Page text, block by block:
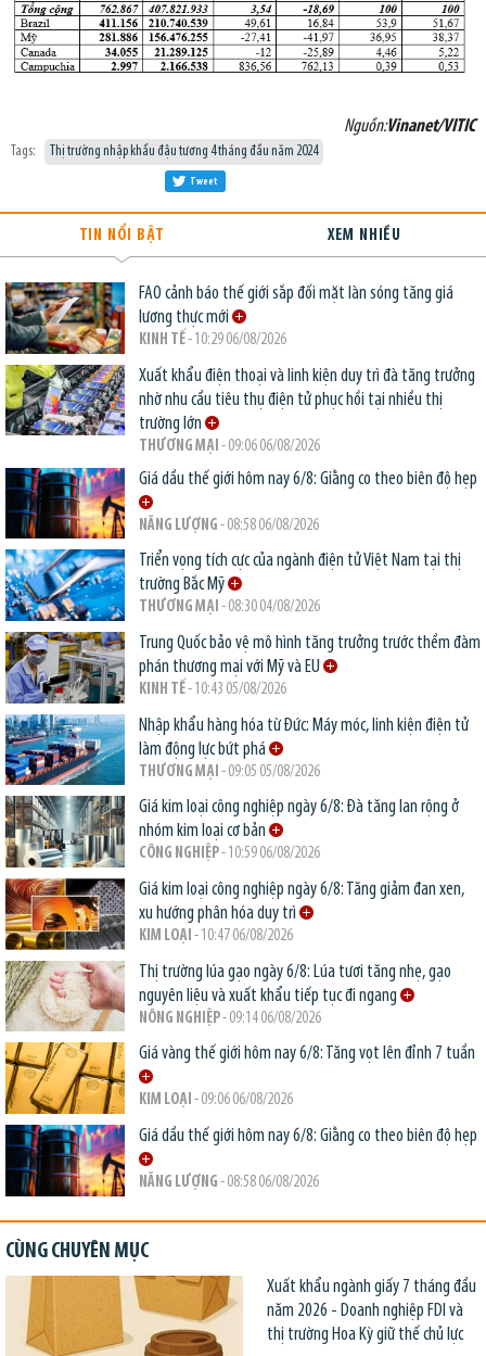
Nguồn:Vinanet/VITIC
Tags: Thị trường nhập khẩu đậu tương 4 tháng đầu năm 2024
Tweet
TIN NỔI BẬT XEM NHIỀU
FAO cảnh báo thế giới sắp đối mặt làn sóng tăng giá
lương thực mới
KINH TẾ- 10:29 06/08/2026
Xuất khẩu điện thoại và linh kiện duy trì đà tăng trưởng
nhờ nhu cầu tiêu thụ điện tử phục hồi tại nhiều thị
trường lớn
THƯƠNG MẠI - 09:06 06/08/2026
Giá dầu thế giới hôm nay 6/8: Giằng co theo biên độ hẹp
NĂNG LƯỢNG - 08:58 06/08/2026
Triển vọng tích cực của ngành điện tử Việt Nam tại thị
trường Bắc Mỹ
THƯƠNG MẠI - 08:30 04/08/2026
Trung Quốc bảo vệ mô hình tăng trưởng trước thềm đàm
phán thương mại với Mỹ và EU
KINH TẾ- 10:43 05/08/2026
Nhập khẩu hàng hóa từ Đức: Máy móc, linh kiện điện tử
làm động lực bứt phá
THƯƠNG MẠI - 09:05 05/08/2026
Giá kim loại công nghiệp ngày 6/8: Đà tăng lan rộng ở
nhóm kim loại cơ bản
CÔNG NGHIỆP- 10:59 06/08/2026
Giá kim loại công nghiệp ngày 6/8: Tăng giảm đan xen,
xu hướng phân hóa duy trì
KIM LOẠI - 10:47 06/08/2026
Thị trường lúa gạo ngày 6/8: Lúa tươi tăng nhẹ, gạo
nguyên liệu và xuất khẩu tiếp tục đi ngang
NÔNG NGHIỆP- 09:14 06/08/2026
Giá vàng thế giới hôm nay 6/8: Tăng vọt lên đỉnh 7 tuần
KIM LOẠI - 09:06 06/08/2026
Giá dầu thế giới hôm nay 6/8: Giằng co theo biên độ hẹp
NĂNG LƯỢNG - 08:58 06/08/2026
CÙNG CHUYÊN MỤC
Xuất khẩu ngành giấy 7 tháng đầu
năm 2026 - Doanh nghiệp FDI và
thị trường Hoa Kỳ giữ thế chủ lực